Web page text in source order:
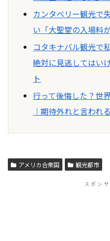
カンタベリー観光で
い「大聖堂の入場料
コタキナバル観光で
絶対に見逃してはい
ト
行って後悔した？世
｜期待外れと言われ
アメリカ合衆国 観光都市
スポン